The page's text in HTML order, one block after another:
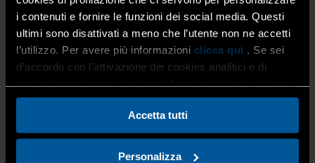
i contenuti e fornire le funzioni dei social media. Questi
ultimi sono disattivati a meno che l’utente non ne accetti
l’utilizzo. Per avere più informazioni clicca qui . Se sei
d’accordo con l’attivazione dei cookies analitici e di
profilazione clicca sul bottone “Accetta tutti” qui di fianco.
Accetta tutti
Personalizza
Sconti sull’acquisto e sul noleggio di veicoli delle
principali case automobilistiche
Sconti sull’acquisto di attrezzature e
abbigliamento da lavoro(Bongiorno Work,
Würth, Blackader)
(autolavaggi, carrozzerie, gommisti)
Sconti sulle web agency per digitalizzare la tua
Sconti sulla manutenzione e l’arredo della tua